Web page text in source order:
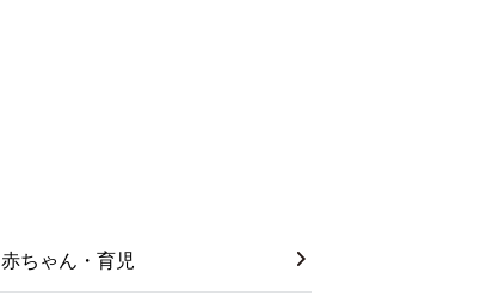
赤ちゃん・育児